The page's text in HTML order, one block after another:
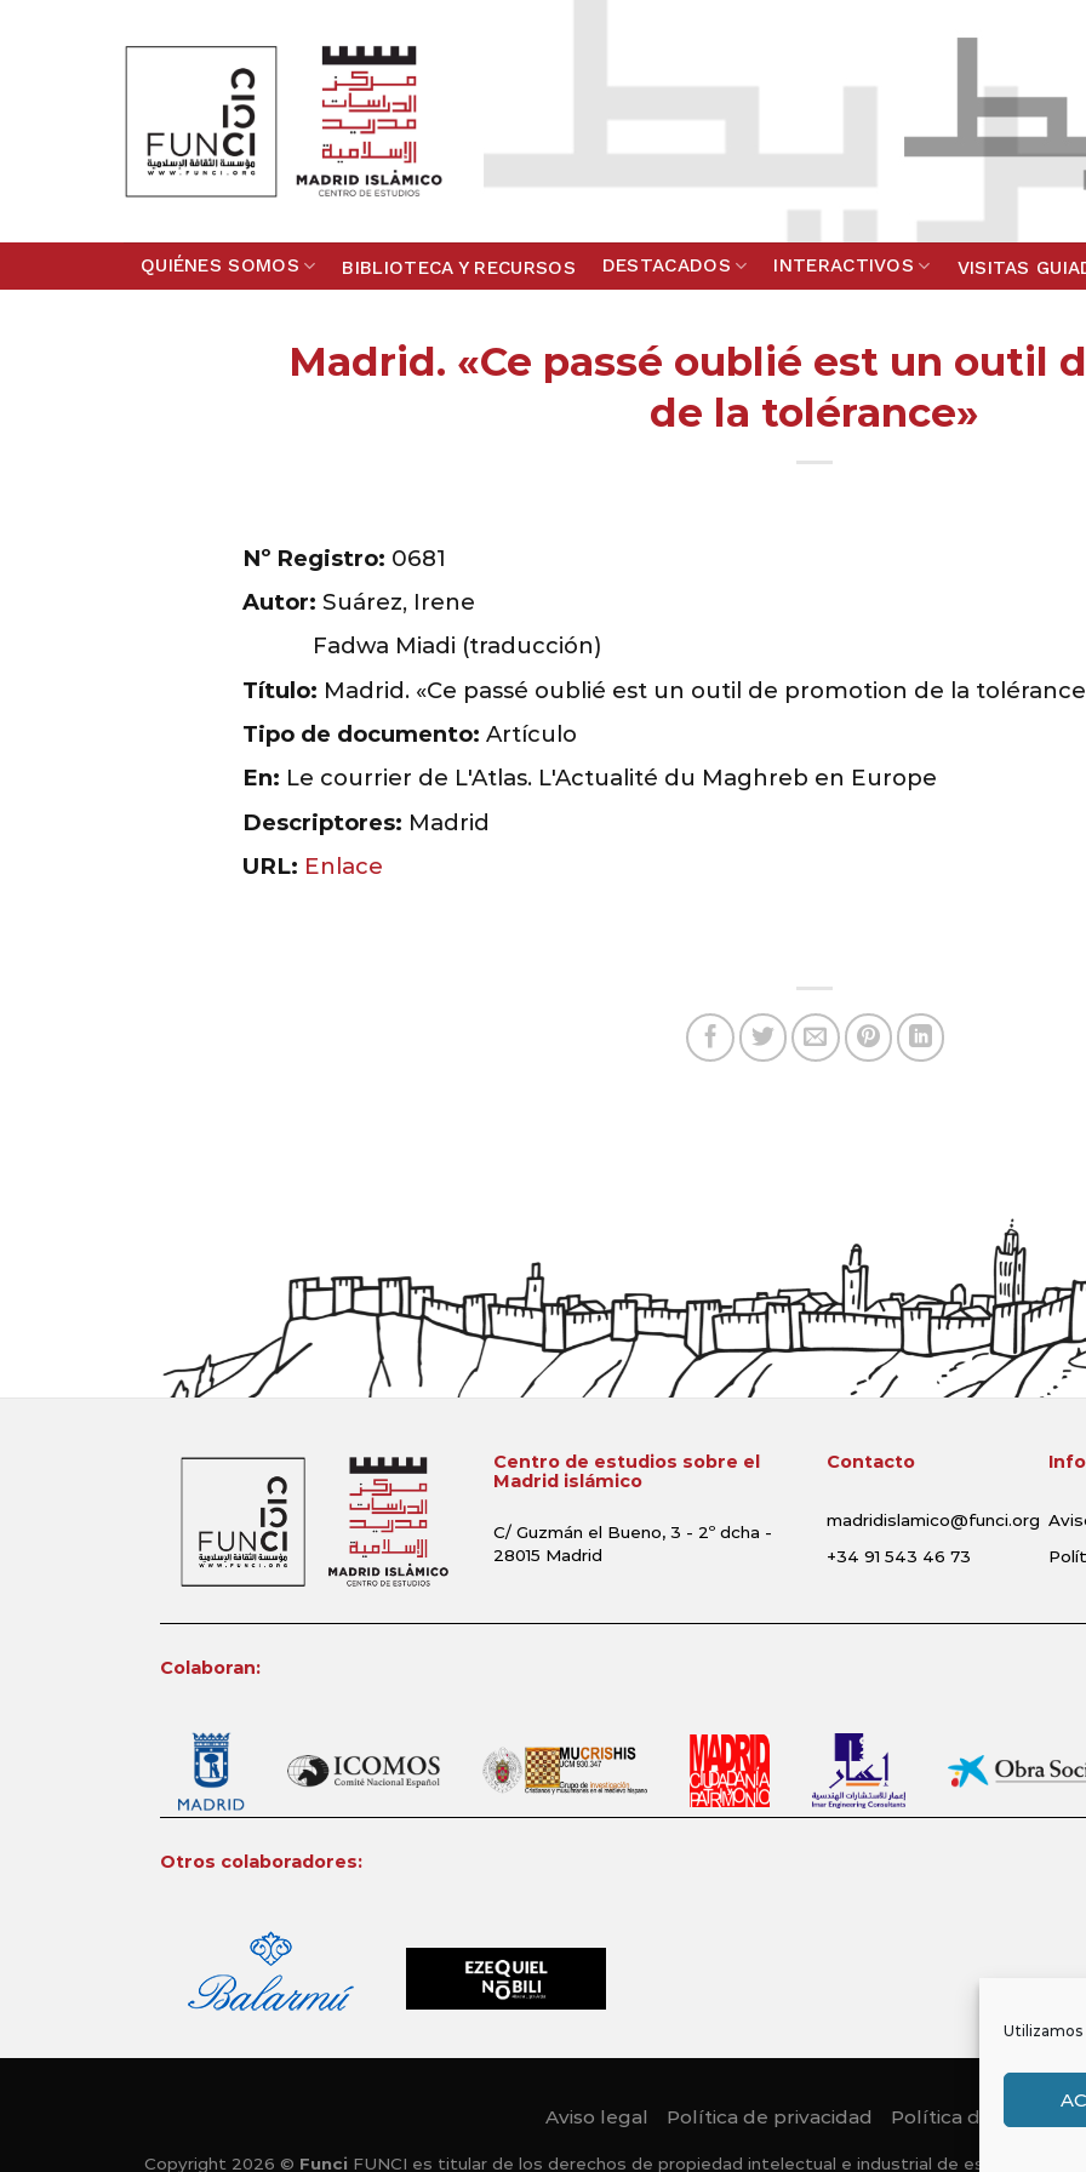
Utilizamos
QUIÉNES SOMOS BIBLIOTECA Y RECURSOS DESTACADOS INTERACTIVOS VISITAS
Madrid. «Ce passé oublié est un outil
de la tolérance»
Nº Registro: 0681
Autor: Suárez, Irene
Fadwa Miadi (traducción)
Título: Madrid. «Ce passé oublié est un outil de promotion de la
Tipo de documento: Artículo
En: Le courrier de L'Atlas. L'Actualité du Maghreb en Europe
Descriptores: Madrid
URL: Enlace
Centro de estudios sobre el
Madrid islámico
C/ Guzmán el Bueno, 3 - 2º dcha -
28015 Madrid
Contacto
madridislamico@funci.org
+34 91 543 46 73
Colaboran:
Otros colaboradores:
Aviso legal Política de privacidad Política de Cookies
Copyright 2026 © Funci FUNCI es titular de los derechos de propiedad intelectual e industrial de este sitio